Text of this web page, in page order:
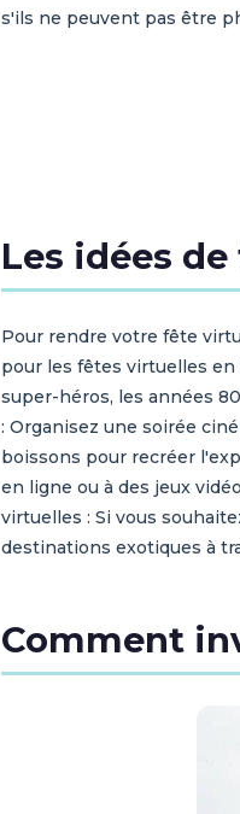
s'ils ne peuvent pas être
Les idées
Pour rendre votre fête
pour les fêtes virtuelles en
super-héros, les années
: Organisez une soirée
boissons pour recréer
en ligne ou à des jeux
virtuelles : Si vous
destinations exotiques à
Comment